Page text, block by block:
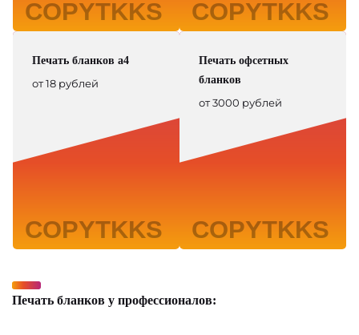
Печать бланков а4
от 18 рублей
Печать офсетных
бланков
от 3000 рублей
Печать бланков у профессионалов: